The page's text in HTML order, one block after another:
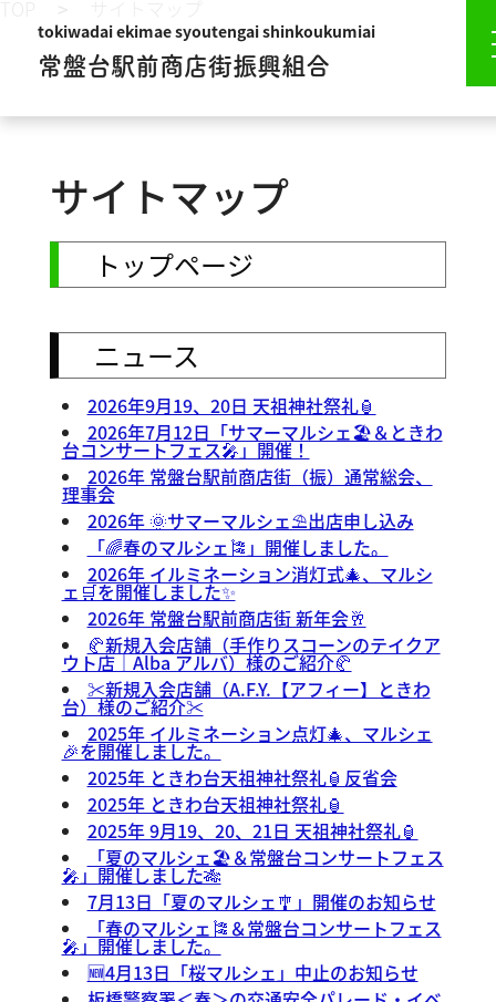
tokiwadai ekimae syoutengai shinkoukumiai
常盤台駅前商店街振興組合
サイトマップ
トップページ
ニュース
2026年9月19、20日 天祖神社祭礼🏮
2026年7月12日「サマーマルシェ🏖️＆ときわ
台コンサートフェス🎤」開催！
2026年 常盤台駅前商店街（振）通常総会、
理事会
2026年 🌞サマーマルシェ⛱️出店申し込み
「🌈春のマルシェ🎏」開催しました。
2026年 イルミネーション消灯式🎄、マルシ
ェ🛒を開催しました✨
2026年 常盤台駅前商店街 新年会🥂
🥐新規入会店舗（手作りスコーンのテイクア
ウト店｜Alba アルバ）様のご紹介🥐
✂️新規入会店舗（A.F.Y.【アフィー】ときわ
台）様のご紹介✂️
2025年 イルミネーション点灯🎄、マルシェ
🎉を開催しました。
2025年 ときわ台天祖神社祭礼🏮反省会
2025年 ときわ台天祖神社祭礼🏮
2025年 9月19、20、21日 天祖神社祭礼🏮
「夏のマルシェ🏖️＆常盤台コンサートフェス
🎤」開催しました🎋
7月13日「夏のマルシェ🎐」開催のお知らせ
「春のマルシェ🎏＆常盤台コンサートフェス
🎤」開催しました。
🆕4月13日「桜マルシェ」中止のお知らせ